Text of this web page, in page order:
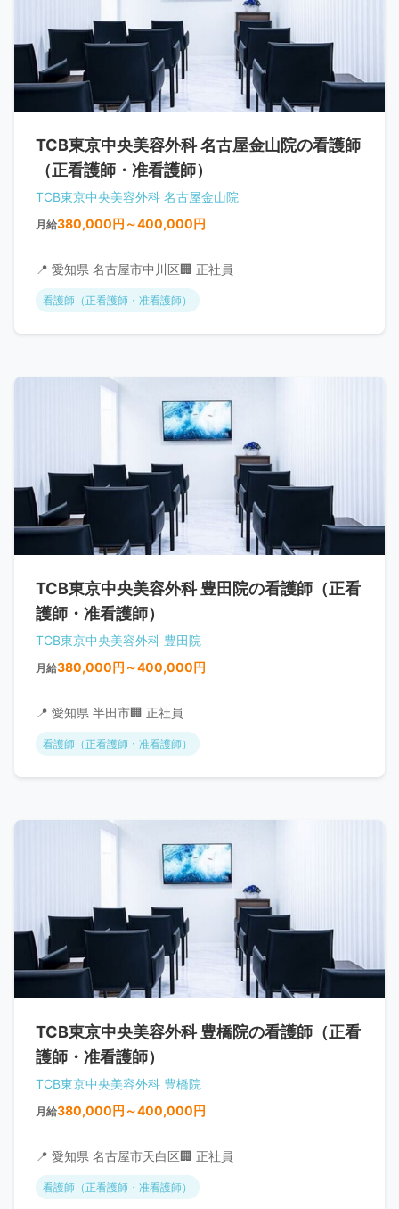
TCB東京中央美容外科 名古屋金山院の看護師
（正看護師・准看護師）
TCB東京中央美容外科 名古屋金山院
月給380,000円～400,000円
📍 愛知県 名古屋市中川区🏢 正社員
看護師（正看護師・准看護師）
TCB東京中央美容外科 豊田院の看護師（正看
護師・准看護師）
TCB東京中央美容外科 豊田院
月給380,000円～400,000円
📍 愛知県 半田市🏢 正社員
看護師（正看護師・准看護師）
TCB東京中央美容外科 豊橋院の看護師（正看
護師・准看護師）
TCB東京中央美容外科 豊橋院
月給380,000円～400,000円
📍 愛知県 名古屋市天白区🏢 正社員
看護師（正看護師・准看護師）